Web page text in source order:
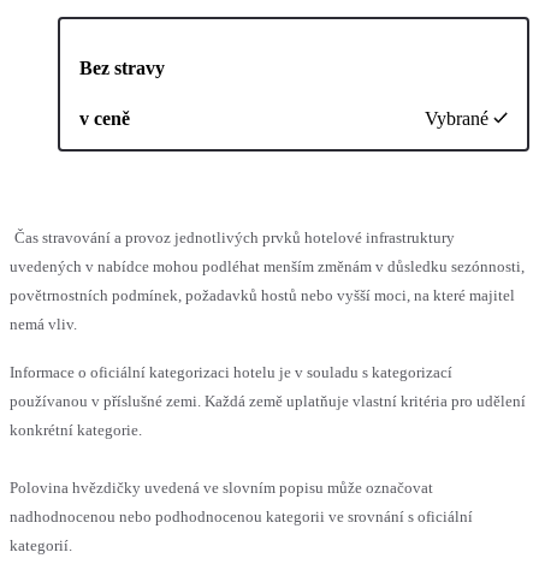
Bez stravy
v ceně Vybrané
Čas stravování a provoz jednotlivých prvků hotelové infrastruktury
uvedených v nabídce mohou podléhat menším změnám v důsledku sezónnosti,
povětrnostních podmínek, požadavků hostů nebo vyšší moci, na které majitel
nemá vliv.
Informace o oficiální kategorizaci hotelu je v souladu s kategorizací
používanou v příslušné zemi. Každá země uplatňuje vlastní kritéria pro udělení
konkrétní kategorie.
Polovina hvězdičky uvedená ve slovním popisu může označovat
nadhodnocenou nebo podhodnocenou kategorii ve srovnání s oficiální
kategorií.